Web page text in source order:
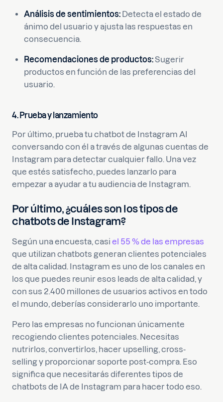
Análisis de sentimientos: Detecta el estado de
ánimo del usuario y ajusta las respuestas en
consecuencia.
Recomendaciones de productos:Sugerir
productos en función de las preferencias del
usuario.
4. Prueba y lanzamiento
Por último, prueba tu chatbot de Instagram AI
conversando con él a través de algunas cuentas de
Instagram para detectar cualquier fallo. Una vez
que estés satisfecho, puedes lanzarlo para
empezar a ayudar a tu audiencia de Instagram.
Por último, ¿cuáles son los tipos de
chatbots de Instagram?
Según una encuesta, casi el 55 % de las empresas
que utilizan chatbots generan clientes potenciales
de alta calidad. Instagram es uno de los canales en
los que puedes reunir esos leads de alta calidad, y
con sus 2.400 millones de usuarios activos en todo
el mundo, deberías considerarlo uno importante.
Pero las empresas no funcionan únicamente
recogiendo clientes potenciales. Necesitas
nutrirlos, convertirlos, hacer upselling, cross-
selling y proporcionar soporte post-compra. Eso
significa que necesitarás diferentes tipos de
chatbots de IA de Instagram para hacer todo eso.